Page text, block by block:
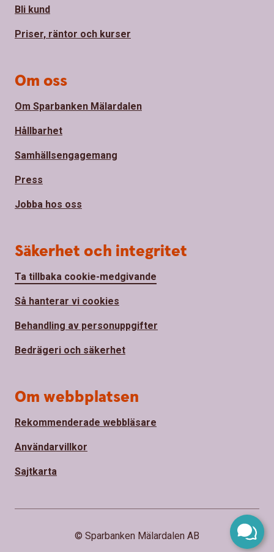
Bli kund
Priser, räntor och kurser
Om oss
Om Sparbanken Mälardalen
Hållbarhet
Samhällsengagemang
Press
Jobba hos oss
Säkerhet och integritet
Ta tillbaka cookie-medgivande
Så hanterar vi cookies
Behandling av personuppgifter
Bedrägeri och säkerhet
Om webbplatsen
Rekommenderade webbläsare
Användarvillkor
Sajtkarta
© Sparbanken Mälardalen AB